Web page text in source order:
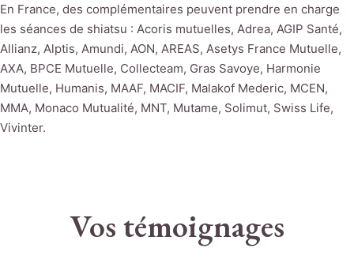
En France, des complémentaires peuvent prendre en charge
les séances de shiatsu : Acoris mutuelles, Adrea, AGIP Santé,
Allianz, Alptis, Amundi, AON, AREAS, Asetys France Mutuelle,
AXA, BPCE Mutuelle, Collecteam, Gras Savoye, Harmonie
Mutuelle, Humanis, MAAF, MACIF, Malakof Mederic, MCEN,
MMA, Monaco Mutualité, MNT, Mutame, Solimut, Swiss Life,
Vivinter.
Vos témoignages